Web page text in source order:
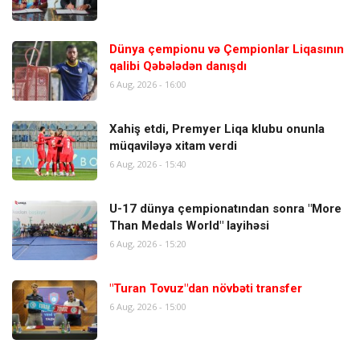
Dünya çempionu və Çempionlar Liqasının
qalibi Qəbələdən danışdı
6 Aug, 2026 - 16:00
Xahiş etdi, Premyer Liqa klubu onunla
müqaviləyə xitam verdi
6 Aug, 2026 - 15:40
U-17 dünya çempionatından sonra "More
Than Medals World" layihəsi
6 Aug, 2026 - 15:20
"Turan Tovuz"dan növbəti transfer
6 Aug, 2026 - 15:00